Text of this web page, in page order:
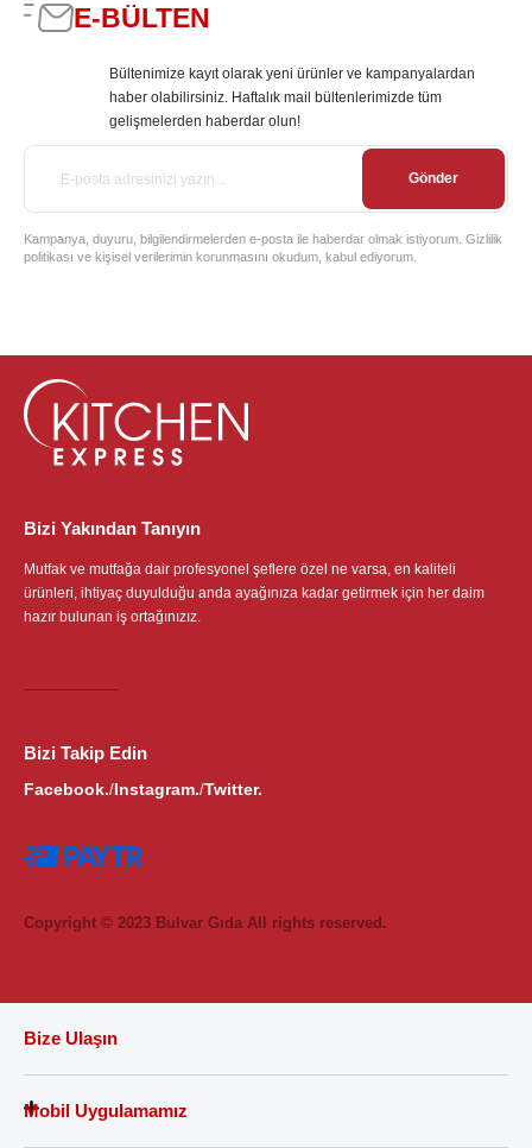
E-BÜLTEN
Bültenimize kayıt olarak yeni ürünler ve kampanyalardan
haber olabilirsiniz. Haftalık mail bültenlerimizde tüm
gelişmelerden haberdar olun!
Gönder
Kampanya, duyuru, bilgilendirmelerden e-posta ile haberdar olmak istiyorum. Gizlilik
politikası ve kişisel verilerimin korunmasını okudum, kabul ediyorum.
Bizi Yakından Tanıyın
Mutfak ve mutfağa dair profesyonel şeflere özel ne varsa, en kaliteli
ürünleri, ihtiyaç duyulduğu anda ayağınıza kadar getirmek için her daim
hazır bulunan iş ortağınızız.
Bizi Takip Edin
Facebook./Instagram./Twitter.
Copyright © 2023 Bulvar Gıda All rights reserved.
Bize Ulaşın
Mobil Uygulamamız